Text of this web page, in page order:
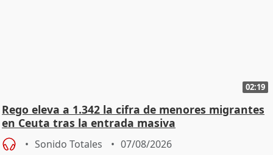
02:19
Rego eleva a 1.342 la cifra de menores migrantes
en Ceuta tras la entrada masiva
Sonido Totales 07/08/2026